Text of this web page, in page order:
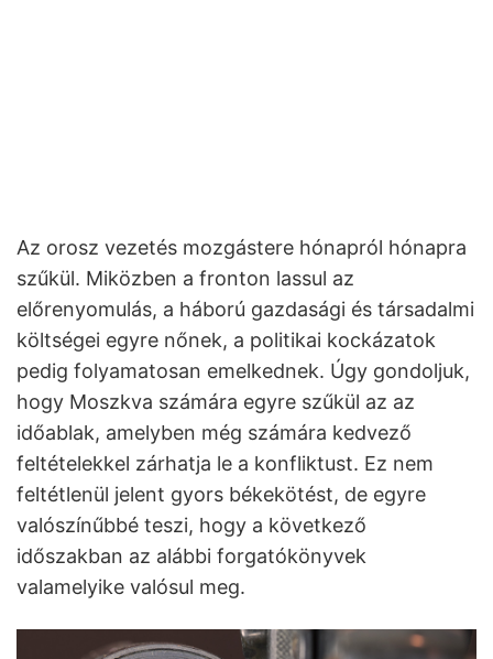
Az orosz vezetés mozgástere hónapról hónapra
szűkül. Miközben a fronton lassul az
előrenyomulás, a háború gazdasági és társadalmi
költségei egyre nőnek, a politikai kockázatok
pedig folyamatosan emelkednek. Úgy gondoljuk,
hogy Moszkva számára egyre szűkül az az
időablak, amelyben még számára kedvező
feltételekkel zárhatja le a konfliktust. Ez nem
feltétlenül jelent gyors békekötést, de egyre
valószínűbbé teszi, hogy a következő
időszakban az alábbi forgatókönyvek
valamelyike valósul meg.